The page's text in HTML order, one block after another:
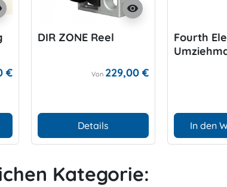
€
visibility
DIR ZONE Reel
Von 229,00 €
Details
Fourth
In den
Kategorie: